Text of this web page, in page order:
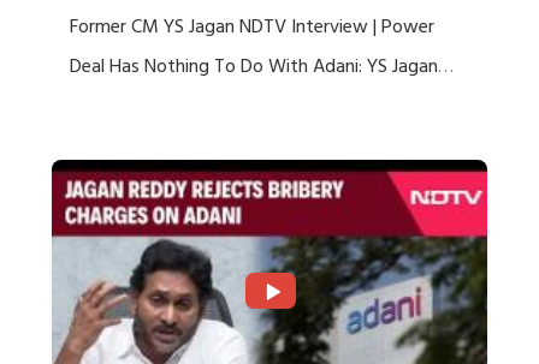
Former CM YS Jagan NDTV Interview | Power
Deal Has Nothing To Do With Adani: YS Jagan